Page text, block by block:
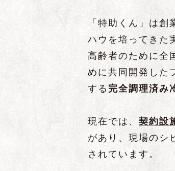
「特助くん」は
ハウを培ってきた
高齢者のために全
めに共同開発した
する 完全調理済み
現在では、 契約設
があり、現場のシ
されています。